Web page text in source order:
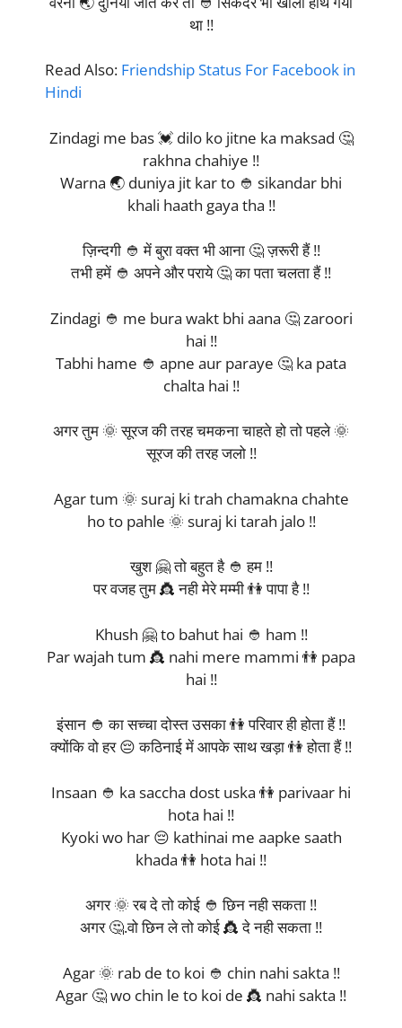
था !!
Read Also: Friendship Status For Facebook in
Hindi
Zindagi me bas 💓 dilo ko jitne ka maksad 🤔
rakhna chahiye !!
Warna 🌏 duniya jit kar to 👲 sikandar bhi
khali haath gaya tha !!
ज़िन्दगी 👲 में बुरा वक्त भी आना 🤔 ज़रूरी हैं !!
तभी हमें 👲 अपने और पराये 🤔 का पता चलता हैं !!
Zindagi 👲 me bura wakt bhi aana 🤔 zaroori
hai !!
Tabhi hame 👲 apne aur paraye 🤔 ka pata
chalta hai !!
अगर तुम 🌞 सूरज की तरह चमकना चाहते हो तो पहले 🌞
सूरज की तरह जलो !!
Agar tum 🌞 suraj ki trah chamakna chahte
ho to pahle 🌞 suraj ki tarah jalo !!
खुश 🤗 तो बहुत है 👲 हम !!
पर वजह तुम 👸 नही मेरे मम्मी 👫 पापा है !!
Khush 🤗 to bahut hai 👲 ham !!
Par wajah tum 👸 nahi mere mammi 👫 papa
hai !!
इंसान 👲 का सच्चा दोस्त उसका 👫 परिवार ही होता हैं !!
क्योंकि वो हर 😔 कठिनाई में आपके साथ खड़ा 👫 होता हैं !!
Insaan 👲 ka saccha dost uska 👫 parivaar hi
hota hai !!
Kyoki wo har 😔 kathinai me aapke saath
khada 👫 hota hai !!
अगर 🌞 रब दे तो कोई 👲 छिन नही सकता !!
अगर 🤔.वो छिन ले तो कोई 👸 दे नही सकता !!
Agar 🌞 rab de to koi 👲 chin nahi sakta !!
Agar 🤔 wo chin le to koi de 👸 nahi sakta !!